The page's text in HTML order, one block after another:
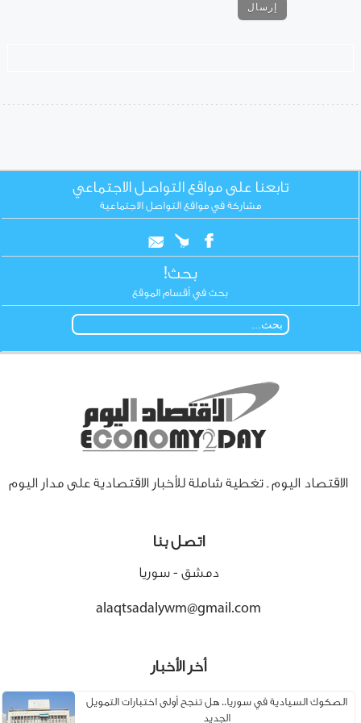
تابعنا على مواقع التواصل الاجتماعي
مشاركة في مواقع التواصل الاجتماعية
بحث!
بحث في أقسام الموقع
الاقتصاد اليوم ـ تغطية شاملة للأخبار الاقتصادية على مدار اليوم
اتصل بنا
دمشق - سوريا
alaqtsadalywm@gmail.com
أخر الأخبار
الصكوك السيادية في سوريا.. هل تنجح أولى اختبارات التمويل
الجديد